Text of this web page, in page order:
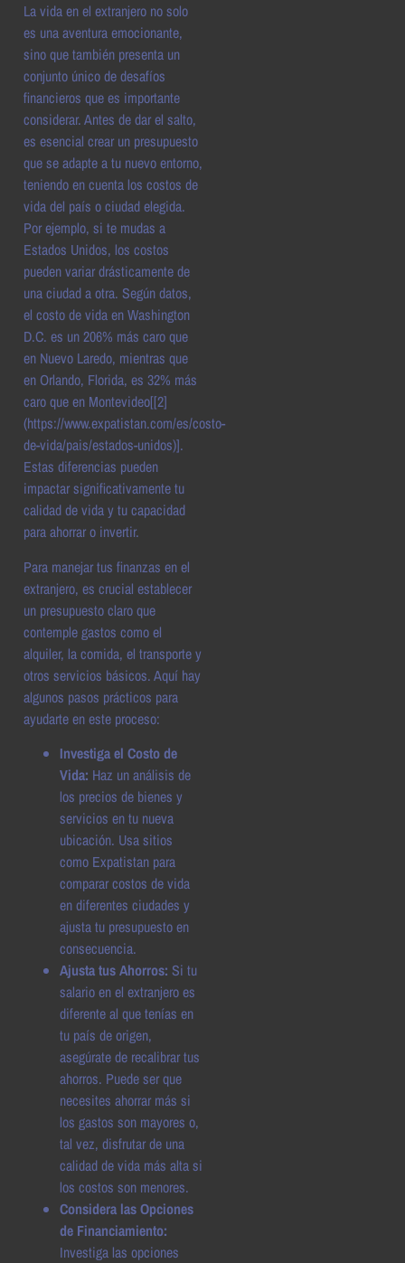
La vida en el extranjero no solo
es una aventura emocionante,
sino que también presenta un
conjunto único de desafíos
financieros que es importante
considerar. Antes de dar el salto,
es esencial crear un presupuesto
que se adapte a tu nuevo entorno,
teniendo en cuenta los costos de
vida del país o ciudad elegida.
Por ejemplo, si te mudas a
Estados Unidos, los costos
pueden variar drásticamente de
una ciudad a otra. Según datos,
el costo de vida en Washington
D.C. es un 206% más caro que
en Nuevo Laredo, mientras que
en Orlando, Florida, es 32% más
caro que en Montevideo[[2]
(https://www.expatistan.com/es/costo-
de-vida/pais/estados-unidos)].
Estas diferencias pueden
impactar significativamente tu
calidad de vida y tu capacidad
para ahorrar o invertir.
Para manejar tus finanzas en el
extranjero, es crucial establecer
un presupuesto claro que
contemple gastos como el
alquiler, la comida, el transporte y
otros servicios básicos. Aquí hay
algunos pasos prácticos para
ayudarte en este proceso:
Investiga el Costo de
Vida: Haz un análisis de
los precios de bienes y
servicios en tu nueva
ubicación. Usa sitios
como Expatistan para
comparar costos de vida
en diferentes ciudades y
ajusta tu presupuesto en
consecuencia.
Ajusta tus Ahorros: Si tu
salario en el extranjero es
diferente al que tenías en
tu país de origen,
asegúrate de recalibrar tus
ahorros. Puede ser que
necesites ahorrar más si
los gastos son mayores o,
tal vez, disfrutar de una
calidad de vida más alta si
los costos son menores.
Considera las Opciones
de Financiamiento:
Investiga las opciones